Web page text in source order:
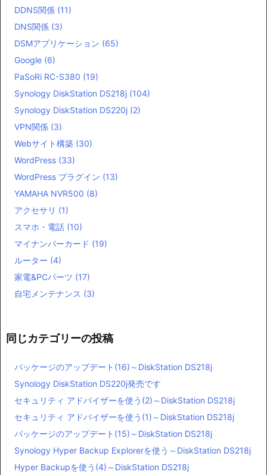
DDNS関係 (11)
DNS関係 (3)
DSMアプリケーション (65)
Google (6)
PaSoRi RC-S380 (19)
Synology DiskStation DS218j (104)
Synology DiskStation DS220j (2)
VPN関係 (3)
Webサイト構築 (30)
WordPress (33)
WordPress プラグイン (13)
YAMAHA NVR500 (8)
アクセサリ (1)
スマホ・電話 (10)
マイナンバーカード (19)
ルーター (4)
家電&PCパーツ (17)
自宅メンテナンス (3)
同じカテゴリーの投稿
パッケージのアップデート(16)～DiskStation DS218j
Synology DiskStation DS220j発売です
セキュリティ アドバイザーを使う(2)～DiskStation DS218j
セキュリティ アドバイザーを使う(1)～DiskStation DS218j
パッケージのアップデート(15)～DiskStation DS218j
Synology Hyper Backup Explorerを使う～DiskStation DS218j
Hyper Backupを使う(4)～DiskStation DS218j